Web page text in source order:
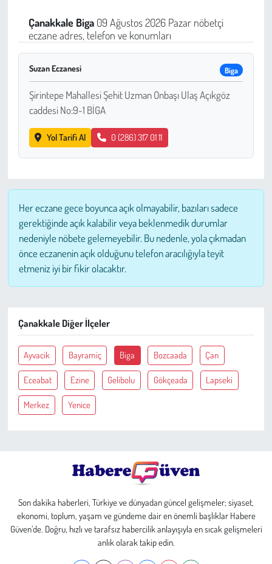
Çanakkale Biga09 Ağustos 2026 Pazar nöbetçi
eczane adres, telefon ve konumları
Suzan Eczanesi Biga
Şirintepe Mahallesi Şehit Uzman Onbaşı Ulaş Açıkgöz
caddesi No:9-1 BİGA
Yol Tarifi Al 0 (286) 317 01 11
Her eczane gece boyunca açık olmayabilir, bazıları sadece
gerektiğinde açık kalabilir veya beklenmedik durumlar
nedeniyle nöbete gelemeyebilir. Bu nedenle, yola çıkmadan
önce eczanenin açık olduğunu telefon aracılığıyla teyit
etmeniz iyi bir fikir olacaktır.
Çanakkale Diğer İlçeler
Ayvacik Bayramiç Biga Bozcaada Çan
Eceabat Ezine Gelibolu Gökçeada Lapseki
Merkez Yenice
Son dakika haberleri, Türkiye ve dünyadan güncel gelişmeler; siyaset,
ekonomi, toplum, yaşam ve gündeme dair en önemli başlıklar Habere
Güven’de. Doğru, hızlı ve tarafsız habercilik anlayışıyla en sıcak gelişmeleri
anlık olarak takip edin.
Sağlık
Kadın
Emek
Spor
Çocuk
Bilim - Teknoloji
İnsan Hakları
Hayvan Hakları
Galeri
Günün İçinden
Vefat İlanları
Son Dakika